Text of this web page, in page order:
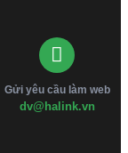
Gửi yêu cầu làm web
dv@halink.vn